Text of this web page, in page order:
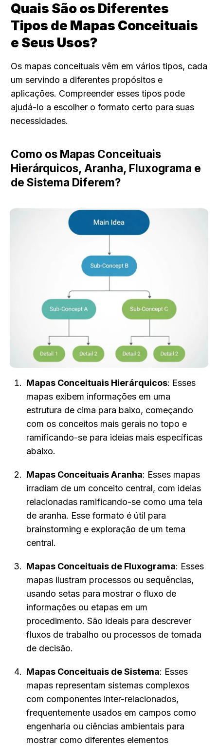
Quais São os Diferentes
Tipos de Mapas Conceituais
e Seus Usos?
Os mapas conceituais vêm em vários tipos, cada
um servindo a diferentes propósitos e
aplicações. Compreender esses tipos pode
ajudá-lo a escolher o formato certo para suas
necessidades.
Como os Mapas Conceituais
Hierárquicos, Aranha, Fluxograma e
de Sistema Diferem?
Mapas Conceituais Hierárquicos: Esses
mapas exibem informações em uma
estrutura de cima para baixo, começando
com os conceitos mais gerais no topo e
ramificando-se para ideias mais específicas
abaixo.
Mapas Conceituais Aranha: Esses mapas
irradiam de um conceito central, com ideias
relacionadas ramificando-se como uma teia
de aranha. Esse formato é útil para
brainstorming e exploração de um tema
central.
Mapas Conceituais de Fluxograma: Esses
mapas ilustram processos ou sequências,
usando setas para mostrar o fluxo de
informações ou etapas em um
procedimento. São ideais para descrever
fluxos de trabalho ou processos de tomada
de decisão.
Mapas Conceituais de Sistema: Esses
mapas representam sistemas complexos
com componentes inter-relacionados,
frequentemente usados em campos como
engenharia ou ciências ambientais para
mostrar como diferentes elementos